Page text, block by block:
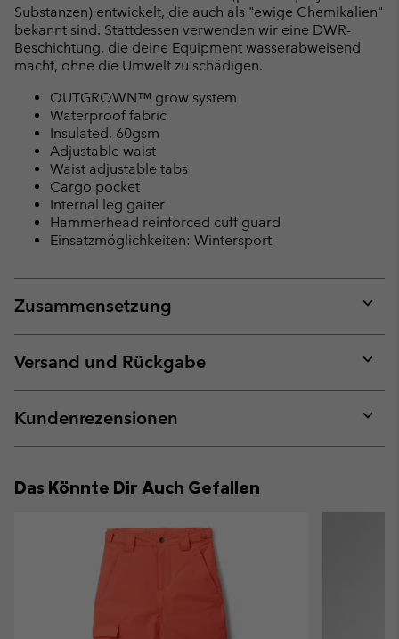
Substanzen) entwickelt, die auch als "ewige Chemikalien"
bekannt sind. Stattdessen verwenden wir eine DWR-
Beschichtung, die deine Equipment wasserabweisend
macht, ohne die Umwelt zu schädigen.
OUTGROWN™ grow system
Waterproof fabric
Insulated, 60gsm
Adjustable waist
Waist adjustable tabs
Cargo pocket
Internal leg gaiter
Hammerhead reinforced cuff guard
Einsatzmöglichkeiten: Wintersport
Zusammensetzung
or
Versand und Rückgabe
or
Kundenrezensionen
or
Das Könnte Dir Auch Gefallen